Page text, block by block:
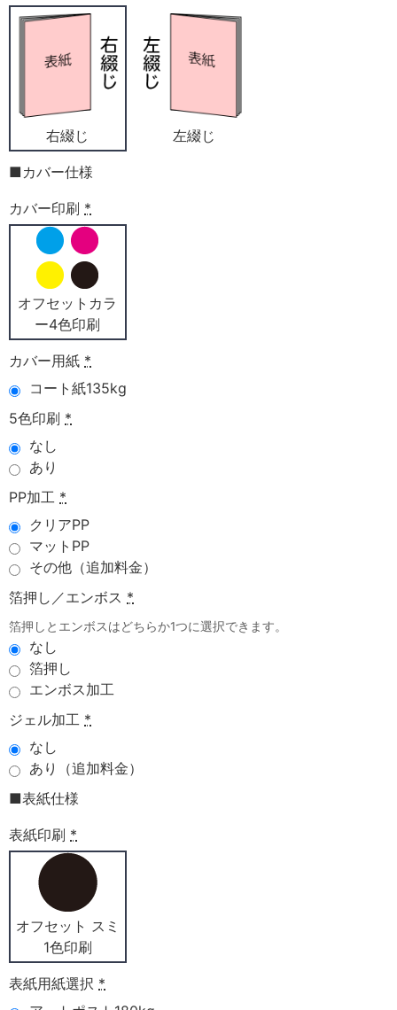
右綴じ 左綴じ
■カバー仕様
カバー印刷 *
オフセットカラ
ー4色印刷
カバー用紙 *
コート紙135kg
5色印刷 *
なし
あり
PP加工 *
クリアPP
マットPP
その他（追加料金）
箔押し／エンボス *
箔押しとエンボスはどちらか1つに選択できます。
なし
箔押し
エンボス加工
ジェル加工 *
なし
あり（追加料金）
■表紙仕様
表紙印刷 *
オフセット スミ
1色印刷
表紙用紙選択 *